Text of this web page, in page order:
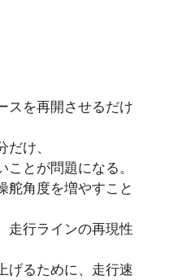
スを再開させるだけ
け、
とが問題になる。
舵角度を増やすこと
走行ラインの再現性
げるために、走行速